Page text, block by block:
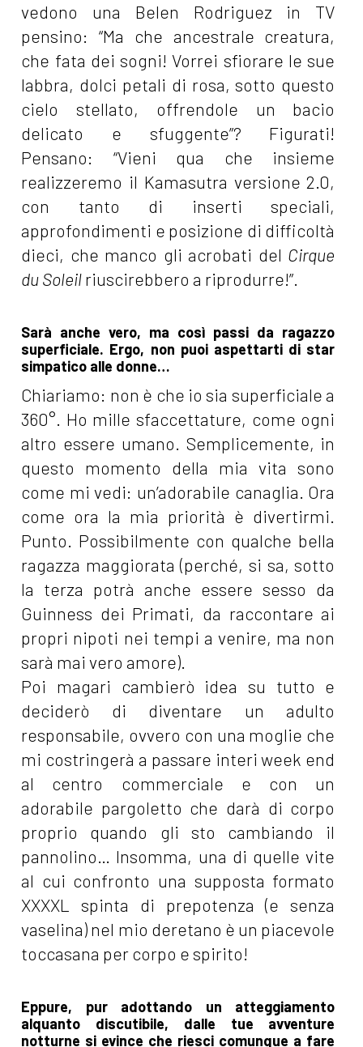
vedono una Belen Rodriguez in TV
pensino: “Ma che ancestrale creatura,
che fata dei sogni! Vorrei sfiorare le sue
labbra, dolci petali di rosa, sotto questo
cielo stellato, offrendole un bacio
delicato e sfuggente”? Figurati!
Pensano: “Vieni qua che insieme
realizzeremo il Kamasutra versione 2.0,
con tanto di inserti speciali,
approfondimenti e posizione di difficoltà
dieci, che manco gli acrobati del Cirque
du Soleil riuscirebbero a riprodurre!”.
Sarà anche vero, ma così passi da ragazzo
superficiale. Ergo, non puoi aspettarti di star
simpatico alle donne…
Chiariamo: non è che io sia superficiale a
360°. Ho mille sfaccettature, come ogni
altro essere umano. Semplicemente, in
questo momento della mia vita sono
come mi vedi: un’adorabile canaglia. Ora
come ora la mia priorità è divertirmi.
Punto. Possibilmente con qualche bella
ragazza maggiorata (perché, si sa, sotto
la terza potrà anche essere sesso da
Guinness dei Primati, da raccontare ai
propri nipoti nei tempi a venire, ma non
sarà mai vero amore).
Poi magari cambierò idea su tutto e
deciderò di diventare un adulto
responsabile, ovvero con una moglie che
mi costringerà a passare interi week end
al centro commerciale e con un
adorabile pargoletto che darà di corpo
proprio quando gli sto cambiando il
pannolino… Insomma, una di quelle vite
al cui confronto una supposta formato
XXXXL spinta di prepotenza (e senza
vaselina) nel mio deretano è un piacevole
toccasana per corpo e spirito!
Eppure, pur adottando un atteggiamento
alquanto discutibile, dalle tue avventure
notturne si evince che riesci comunque a fare